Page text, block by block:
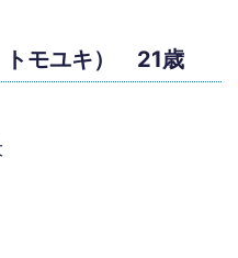
モユキ） 21歳